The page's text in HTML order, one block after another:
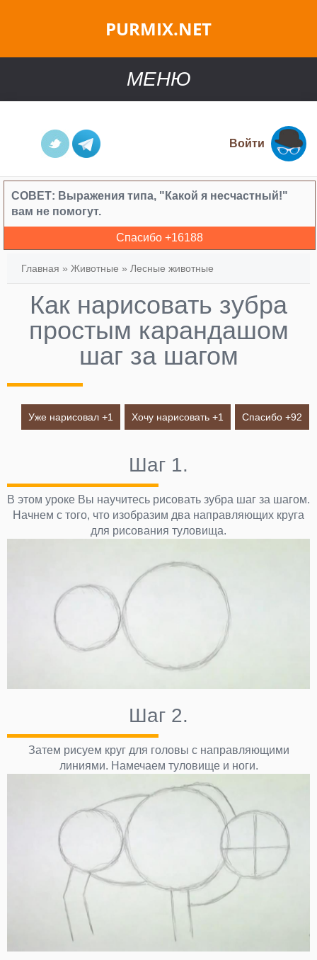
PURMIX.NET
МЕНЮ
Войти
СОВЕТ: Выражения типа, "Какой я несчастный!"
вам не помогут.
Спасибо +16188
Главная » Животные » Лесные животные
Как нарисовать зубра
простым карандашом
шаг за шагом
Уже нарисовал +1 Хочу нарисовать +1 Спасибо +92
Шаг 1.
В этом уроке Вы научитесь рисовать зубра шаг за шагом.
Начнем с того, что изобразим два направляющих круга
для рисования туловища.
Шаг 2.
Затем рисуем круг для головы с направляющими
линиями. Намечаем туловище и ноги.